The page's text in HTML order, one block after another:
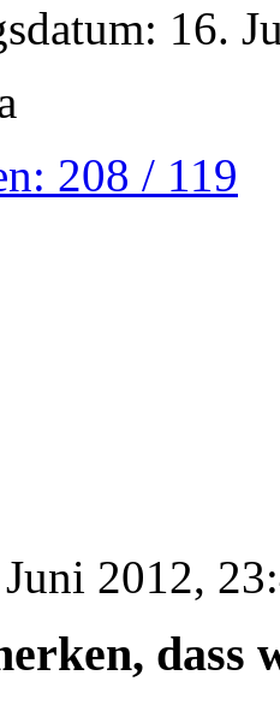
16.
208 / 119
2012,
dass